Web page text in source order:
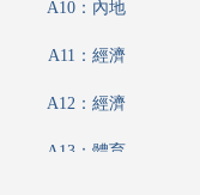
A10：內地
A11：經濟
A12：經濟
A13：體育